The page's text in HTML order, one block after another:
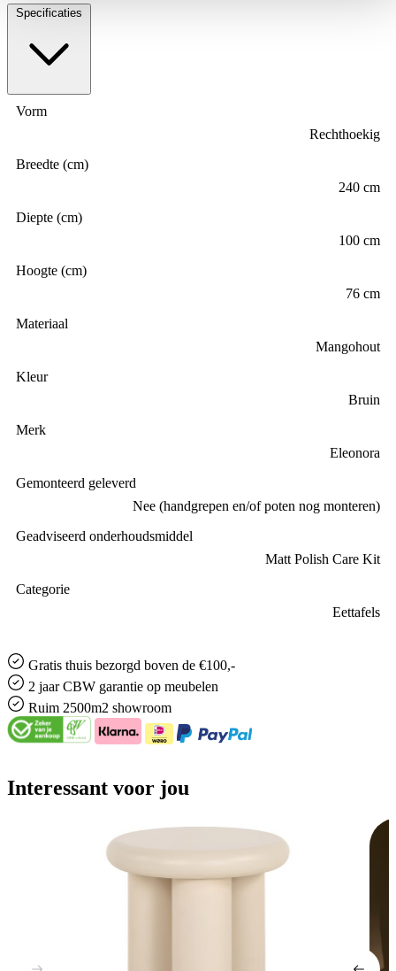
Specificaties
Vorm
Rechthoekig
Breedte (cm)
240 cm
Diepte (cm)
100 cm
Hoogte (cm)
76 cm
Materiaal
Mangohout
Kleur
Bruin
Merk
Eleonora
Gemonteerd geleverd
Nee (handgrepen en/of poten nog monteren)
Geadviseerd onderhoudsmiddel
Matt Polish Care Kit
Categorie
Eettafels
Gratis thuis bezorgd boven de €100,-
2 jaar CBW garantie op meubelen
Ruim 2500m2 showroom
Interessant voor jou